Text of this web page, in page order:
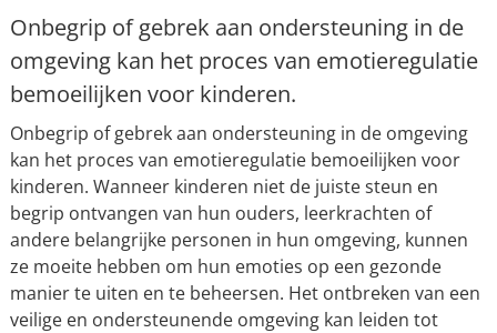
Onbegrip of gebrek aan ondersteuning in de
omgeving kan het proces van emotieregulatie
bemoeilijken voor kinderen.
Onbegrip of gebrek aan ondersteuning in de omgeving
kan het proces van emotieregulatie bemoeilijken voor
kinderen. Wanneer kinderen niet de juiste steun en
begrip ontvangen van hun ouders, leerkrachten of
andere belangrijke personen in hun omgeving, kunnen
ze moeite hebben om hun emoties op een gezonde
manier te uiten en te beheersen. Het ontbreken van een
veilige en ondersteunende omgeving kan leiden tot